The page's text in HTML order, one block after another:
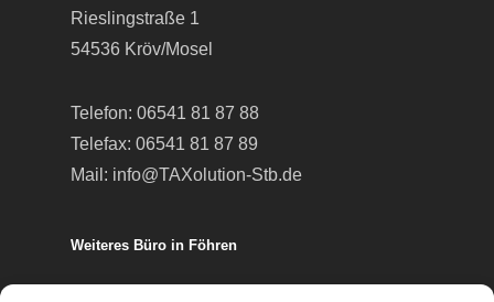
Rieslingstraße 1
54536 Kröv/Mosel
Telefon: 06541 81 87 88
Telefax: 06541 81 87 89
Mail: info@TAXolution-Stb.de
Weiteres Büro in Föhren